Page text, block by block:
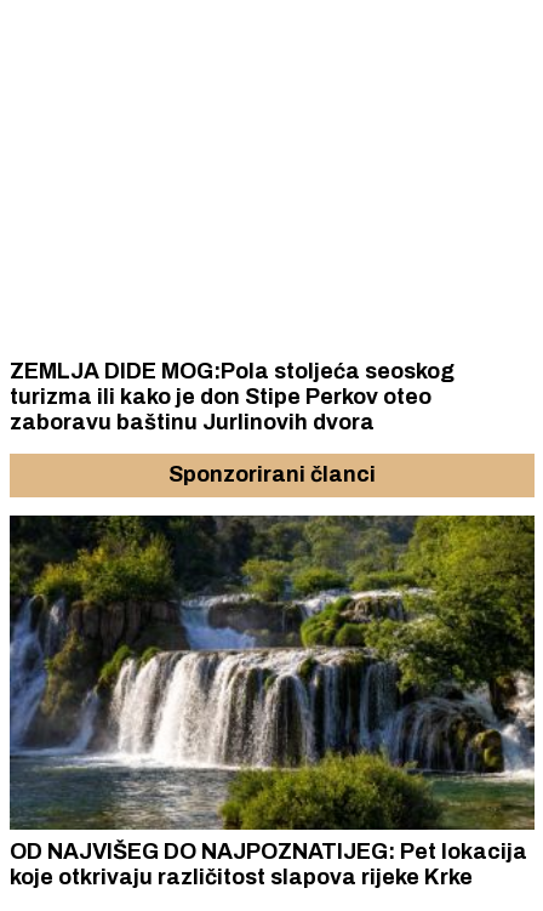
ZEMLJA DIDE MOG:Pola stoljeća seoskog
turizma ili kako je don Stipe Perkov oteo
zaboravu baštinu Jurlinovih dvora
Sponzorirani članci
OD NAJVIŠEG DO NAJPOZNATIJEG: Pet lokacija
koje otkrivaju različitost slapova rijeke Krke